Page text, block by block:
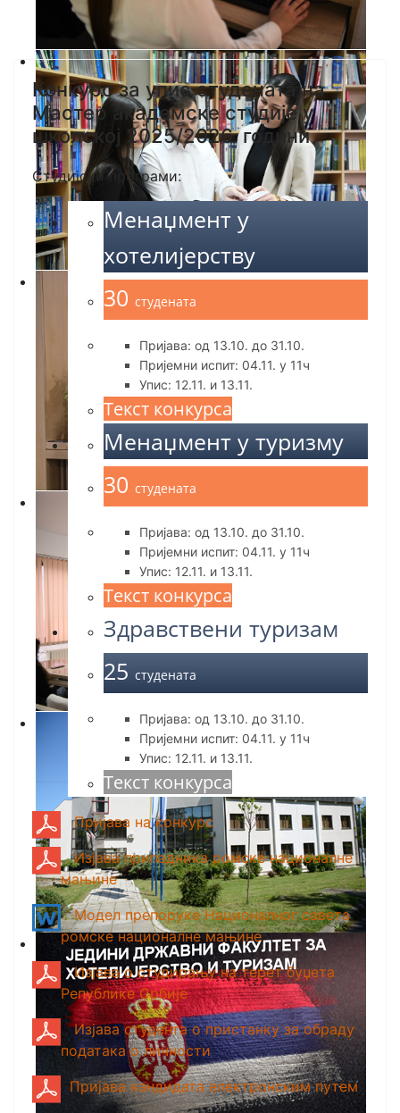
Конкурс за упис студената на
Мастер академске студије у
школској 2025/2026. години
Студијски програми:
Менаџмент у
хотелијерству
30 студената
Пријава: од 13.10. до 31.10.
Пријемни испит: 04.11. у 11ч
Упис: 12.11. и 13.11.
Текст конкурса
Менаџмент у туризму
30 студената
Пријава: од 13.10. до 31.10.
Пријемни испит: 04.11. у 11ч
Упис: 12.11. и 13.11.
Текст конкурса
Здравствени туризам
25 студената
Пријава: од 13.10. до 31.10.
Пријемни испит: 04.11. у 11ч
Упис: 12.11. и 13.11.
Текст конкурса
Пријава на конкурс
Изјава припадника ромске националне
мањине
Модел препоруке Националног савета
ромске националне мањине
Изјава о студирању на терет буџета
Републике Србије
Изјава студента о пристанку за обраду
података о личности
Пријава кандидата електронским путем